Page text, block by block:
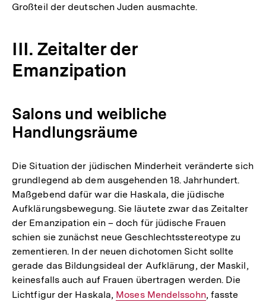
Großteil der deutschen Juden ausmachte.
III. Zeitalter der
Emanzipation
Salons und weibliche
Handlungsräume
Die Situation der jüdischen Minderheit veränderte sich
grundlegend ab dem ausgehenden 18. Jahrhundert.
Maßgebend dafür war die Haskala, die jüdische
Aufklärungsbewegung. Sie läutete zwar das Zeitalter
der Emanzipation ein – doch für jüdische Frauen
schien sie zunächst neue Geschlechtsstereotype zu
zementieren. In der neuen dichotomen Sicht sollte
gerade das Bildungsideal der Aufklärung, der Maskil,
keinesfalls auch auf Frauen übertragen werden. Die
Lichtfigur der Haskala, Interner
Moses Mendelssohn, fasste